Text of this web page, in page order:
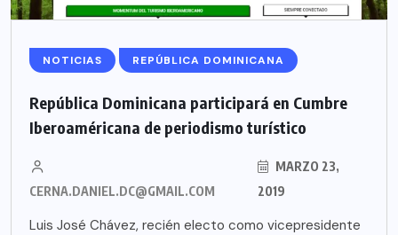
NOTICIAS REPÚBLICA DOMINICANA
República Dominicana participará en Cumbre
Iberoaméricana de periodismo turístico
CERNA.DANIEL.DC@GMAIL.COM
MARZO 23,
2019
Luis José Chávez, recién electo como vicepresidente